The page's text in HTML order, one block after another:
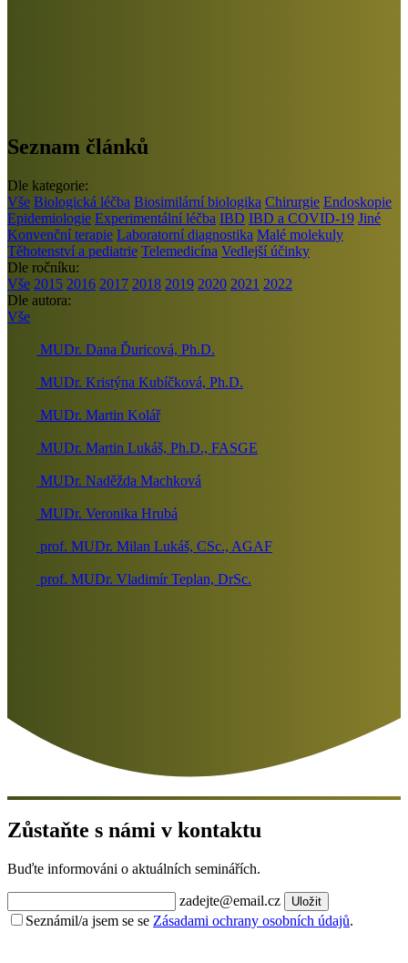
Seznam článků
Dle kategorie:
Vše Biologická léčba Biosimilární biologika Chirurgie Endoskopie
Epidemiologie Experimentální léčba IBD IBD a COVID-19 Jiné
Konvenční terapie Laboratorní diagnostika Malé molekuly
Těhotenství a pediatrie Telemedicína Vedlejší účinky
Dle ročníku:
Vše 2015 2016 2017 2018 2019 2020 2021 2022
Dle autora:
Vše
MUDr. Dana Ďuricová, Ph.D.
MUDr. Kristýna Kubíčková, Ph.D.
MUDr. Martin Kolář
MUDr. Martin Lukáš, Ph.D., FASGE
MUDr. Naděžda Machková
MUDr. Veronika Hrubá
prof. MUDr. Milan Lukáš, CSc., AGAF
prof. MUDr. Vladimír Teplan, DrSc.
Zůstaňte s námi v kontaktu
Buďte informováni o aktuálních seminářích.
zadejte@email.cz Uložit
Seznámil/a jsem se se Zásadami ochrany osobních údajů.